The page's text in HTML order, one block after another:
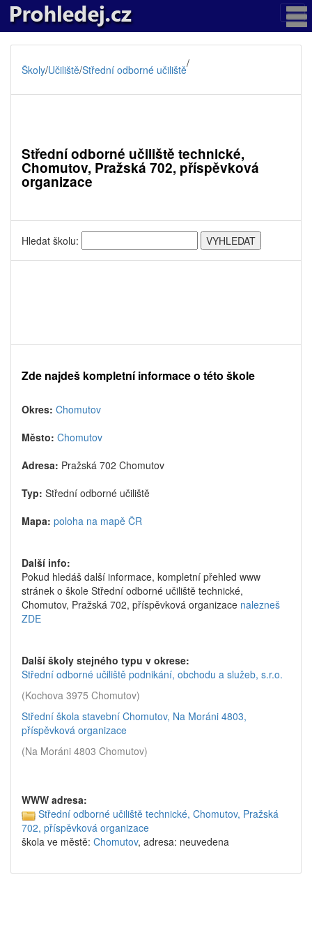
Školy/Učiliště/Střední odborné učiliště/
Střední odborné učiliště technické,
Chomutov, Pražská 702, příspěvková
organizace
Hledat školu:
Zde najdeš kompletní informace o této škole
Okres: Chomutov
Město: Chomutov
Adresa: Pražská 702 Chomutov
Typ: Střední odborné učiliště
Mapa: poloha na mapě ČR
Další info:
Pokud hledáš další informace, kompletní přehled www
stránek o škole Střední odborné učiliště technické,
Chomutov, Pražská 702, příspěvková organizace nalezneš
ZDE
Další školy stejného typu v okrese:
Střední odborné učiliště podnikání, obchodu a služeb, s.r.o.
(Kochova 3975 Chomutov)
Střední škola stavební Chomutov, Na Moráni 4803,
příspěvková organizace
(Na Moráni 4803 Chomutov)
WWW adresa:
Střední odborné učiliště technické, Chomutov, Pražská
702, příspěvková organizace
škola ve městě: Chomutov, adresa: neuvedena